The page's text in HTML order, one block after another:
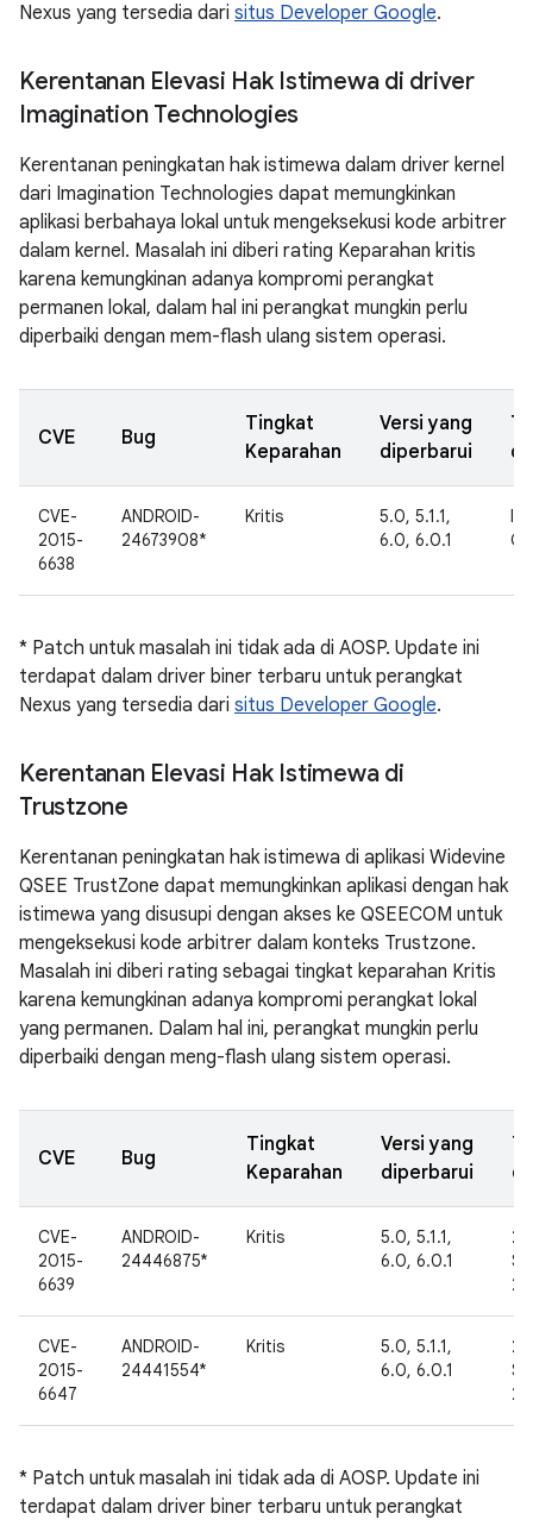
Nexus yang tersedia dari situs Developer Google.
Kerentanan Elevasi Hak Istimewa di driver
Imagination Technologies
Kerentanan peningkatan hak istimewa dalam driver kernel
dari Imagination Technologies dapat memungkinkan
aplikasi berbahaya lokal untuk mengeksekusi kode arbitrer
dalam kernel. Masalah ini diberi rating Keparahan kritis
karena kemungkinan adanya kompromi perangkat
permanen lokal, dalam hal ini perangkat mungkin perlu
diperbaiki dengan mem-flash ulang sistem operasi.
CVE Bug
Tingkat
Keparahan
Versi yang
diperbarui
CVE-
2015-
6638
ANDROID-
24673908*
Kritis
5.0, 5.1.1,
6.0, 6.0.1
* Patch untuk masalah ini tidak ada di AOSP. Update ini
terdapat dalam driver biner terbaru untuk perangkat
Nexus yang tersedia dari situs Developer Google.
Kerentanan Elevasi Hak Istimewa di
Trustzone
Kerentanan peningkatan hak istimewa di aplikasi Widevine
QSEE TrustZone dapat memungkinkan aplikasi dengan hak
istimewa yang disusupi dengan akses ke QSEECOM untuk
mengeksekusi kode arbitrer dalam konteks Trustzone.
Masalah ini diberi rating sebagai tingkat keparahan Kritis
karena kemungkinan adanya kompromi perangkat lokal
yang permanen. Dalam hal ini, perangkat mungkin perlu
diperbaiki dengan meng-flash ulang sistem operasi.
CVE Bug
Tingkat
Keparahan
Versi yang
diperbarui
CVE-
2015-
6639
ANDROID-
24446875*
Kritis
5.0, 5.1.1,
6.0, 6.0.1
23
CVE-
2015-
6647
ANDROID-
24441554*
Kritis
5.0, 5.1.1,
6.0, 6.0.1
27
* Patch untuk masalah ini tidak ada di AOSP. Update ini
terdapat dalam driver biner terbaru untuk perangkat